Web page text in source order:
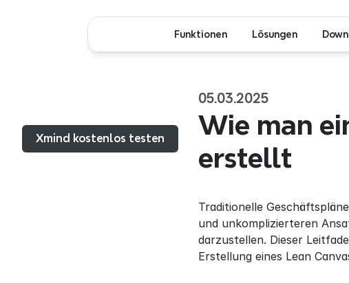
Xmind kostenlos testen
05.03.2025
Wie man
erstellt
Traditionelle
und unkomplizierteren
darzustellen. Dieser
Erstellung eines Lean
Funktionen Lösungen